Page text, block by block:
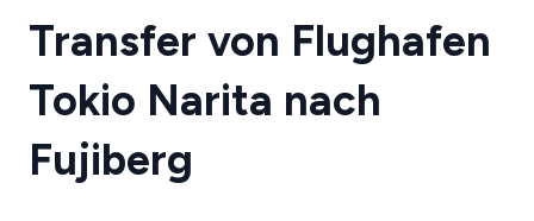
Transfer von Flughafen
Tokio Narita nach
Fujiberg